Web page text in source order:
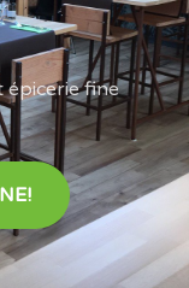
épicerie fine